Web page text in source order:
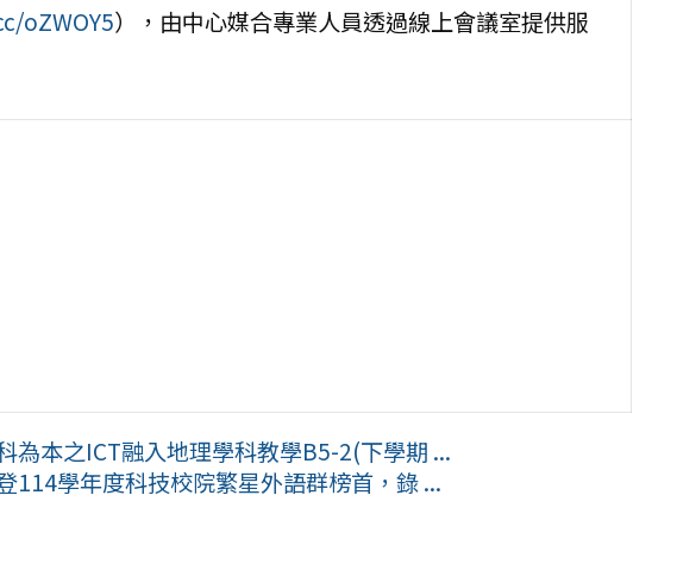
oZWOY5），由中心媒合專業人員透過線上會議室提供服
為本之ICT融入地理學科教學B5-2(下學期 ...
114學年度科技校院繁星外語群榜首，錄 ...